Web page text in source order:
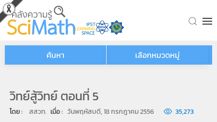
Skip to main content
ค้นหา เลือกหมวดหมู่
วิทย์สู้วิทย์ ตอนที่ 5
โดย : สสวท. เมื่อ : วันพฤหัสบดี, 18 กรกฎาคม 2556 35,273